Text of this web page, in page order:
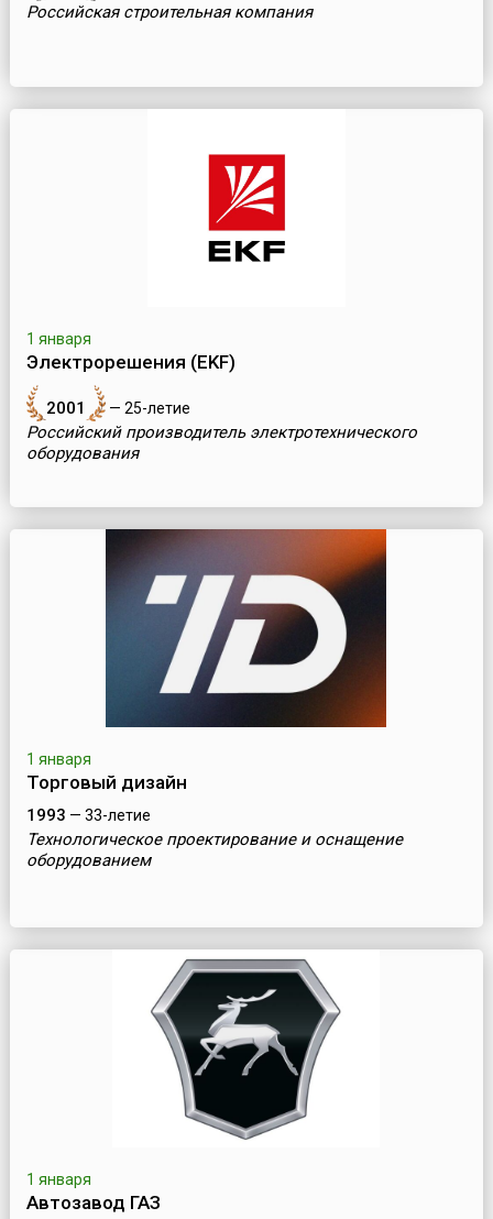
Российская строительная компания
1 января
Электрорешения (EKF)
2001 — 25-летие
Российский производитель электротехнического
оборудования
1 января
Торговый дизайн
1993 — 33-летие
Технологическое проектирование и оснащение
оборудованием
1 января
Автозавод ГАЗ